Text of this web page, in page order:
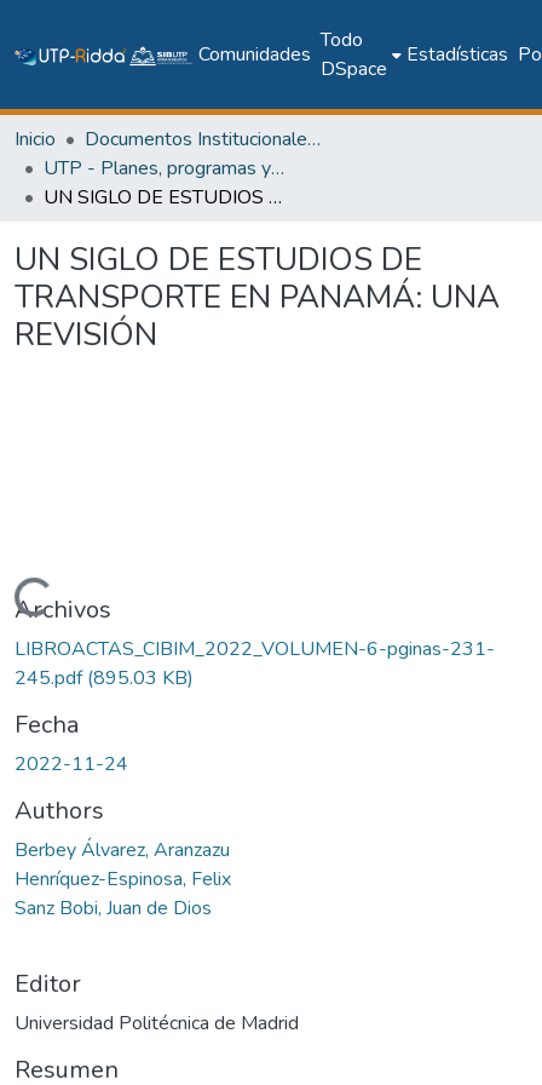
Comunidades
Todo
DSpace
Estadísticas
Inicio
Documentos Institucionales y Memoria Universitaria
UTP - Planes, programas y documentos oficiales
UN SIGLO DE ESTUDIOS DE TRANSPORTE EN PANAMÁ: UNA REVISIÓN
UN SIGLO DE ESTUDIOS DE
TRANSPORTE EN PANAMÁ: UNA
REVISIÓN
Cargando...
Archivos
LIBROACTAS_CIBIM_2022_VOLUMEN-6-pginas-231-
245.pdf(895.03 KB)
Fecha
2022-11-24
Authors
Berbey Álvarez, Aranzazu
Henríquez-Espinosa, Felix
Sanz Bobi, Juan de Dios
Editor
Universidad Politécnica de Madrid
Resumen